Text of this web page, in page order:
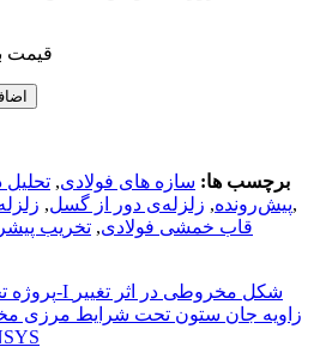
قیمت
برچسب ها: سازه های فولادی,
پیش‌رونده, زلزله‌ی دور از گسل,
,
قاب خمشی فولادی, تخریب